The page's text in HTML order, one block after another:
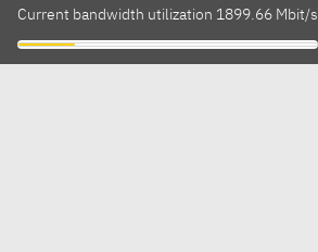
Current bandwidth utilization 1899.66 Mbit/s